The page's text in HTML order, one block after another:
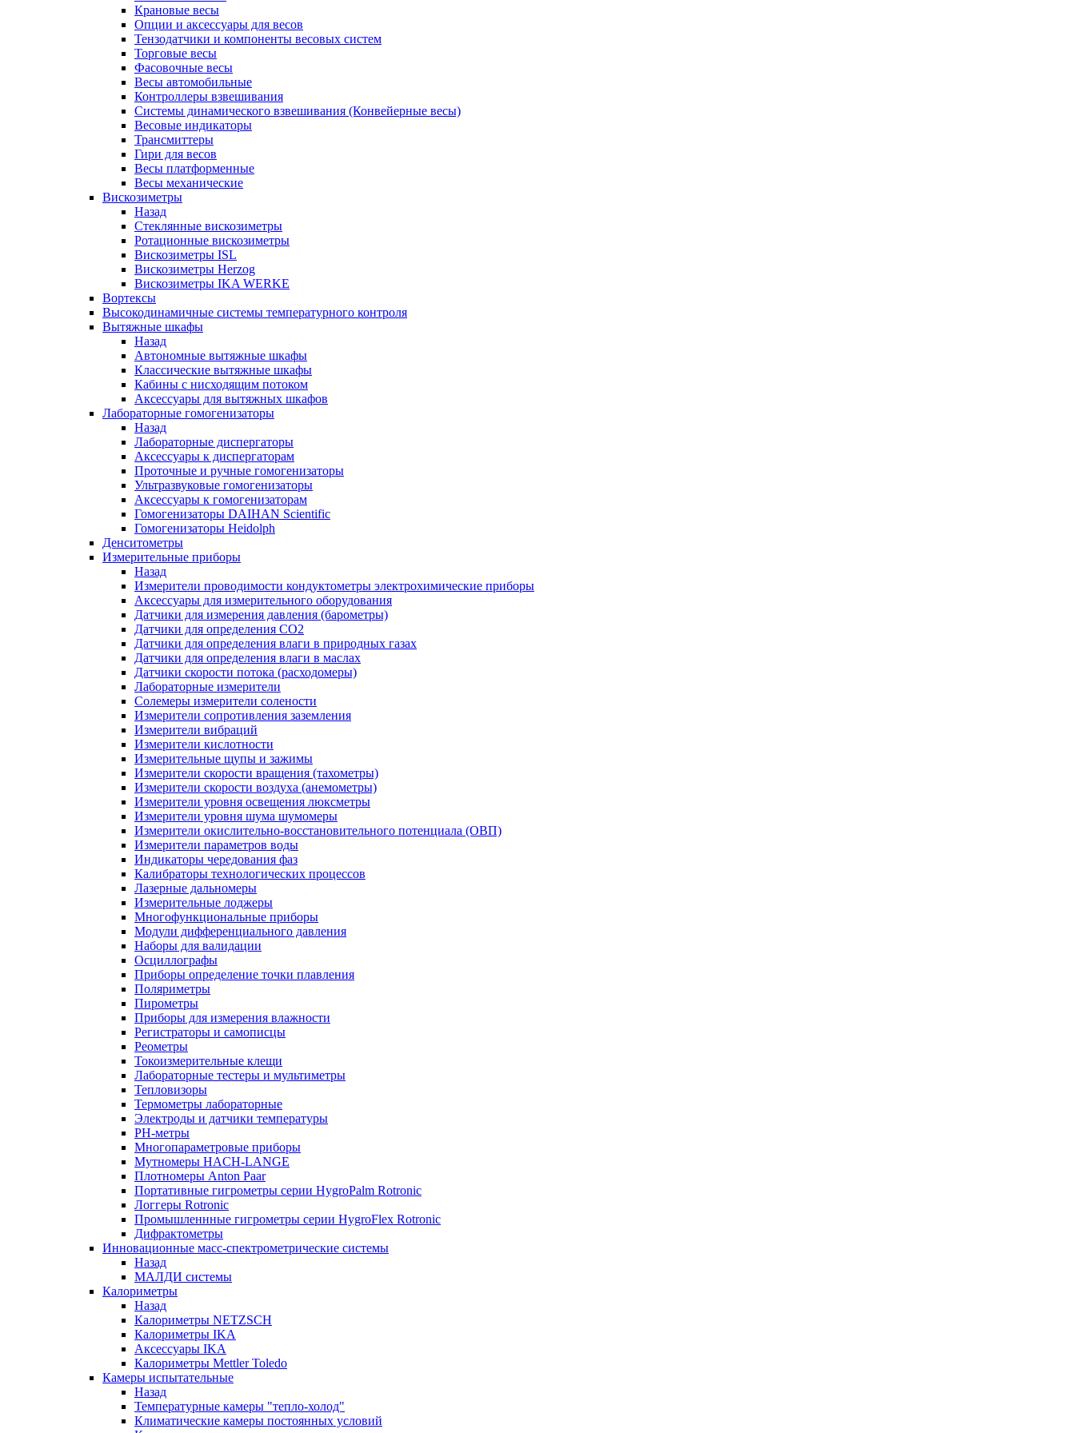
Крановые весы
Опции и аксессуары для весов
Тензодатчики и компоненты весовых систем
Торговые весы
Фасовочные весы
Весы автомобильные
Контроллеры взвешивания
Системы динамического взвешивания (Конвейерные весы)
Весовые индикаторы
Трансмиттеры
Гири для весов
Весы платформенные
Весы механические
Вискозиметры
Назад
Стеклянные вискозиметры
Ротационные вискозиметры
Вискозиметры ISL
Вискозиметры Herzog
Вискозиметры IKA WERKE
Вортексы
Высокодинамичные системы температурного контроля
Вытяжные шкафы
Назад
Автономные вытяжные шкафы
Классические вытяжные шкафы
Кабины с нисходящим потоком
Аксессуары для вытяжных шкафов
Лабораторные гомогенизаторы
Назад
Лабораторные диспергаторы
Аксессуары к диспергаторам
Проточные и ручные гомогенизаторы
Ультразвуковые гомогенизаторы
Аксессуары к гомогенизаторам
Гомогенизаторы DAIHAN Scientific
Гомогенизаторы Heidolph
Денситометры
Измерительные приборы
Назад
Измерители проводимости кондуктометры электрохимические приборы
Аксессуары для измерительного оборудования
Датчики для измерения давления (барометры)
Датчики для определения CO2
Датчики для определения влаги в природных газах
Датчики для определения влаги в маслах
Датчики скорости потока (расходомеры)
Лабораторные измерители
Солемеры измерители солености
Измерители сопротивления заземления
Измерители вибраций
Измерители кислотности
Измерительные щупы и зажимы
Измерители скорости вращения (тахометры)
Измерители скорости воздуха (анемометры)
Измерители уровня освещения люксметры
Измерители уровня шума шумомеры
Измерители окислительно-восстановительного потенциала (ОВП)
Измерители параметров воды
Индикаторы чередования фаз
Калибраторы технологических процессов
Лазерные дальномеры
Измерительные лоджеры
Многофункциональные приборы
Модули дифференциального давления
Наборы для валидации
Осциллографы
Приборы определение точки плавления
Поляриметры
Пирометры
Приборы для измерения влажности
Регистраторы и самописцы
Реометры
Токоизмерительные клещи
Лабораторные тестеры и мультиметры
Тепловизоры
Термометры лабораторные
Электроды и датчики температуры
РH-метры
Многопараметровые приборы
Мутномеры HACH-LANGE
Плотномеры Anton Paar
Портативные гигрометры серии HygroPalm Rotronic
Логгеры Rotronic
Промышленнные гигрометры серии HygroFlex Rotronic
Дифрактометры
Инновационные масс-спектрометрические системы
Назад
МАЛДИ системы
Калориметры
Назад
Калориметры NETZSCH
Калориметры IKA
Аксессуары IKA
Калориметры Mettler Toledo
Камеры испытательные
Назад
Температурные камеры "тепло-холод"
Климатические камеры постоянных условий